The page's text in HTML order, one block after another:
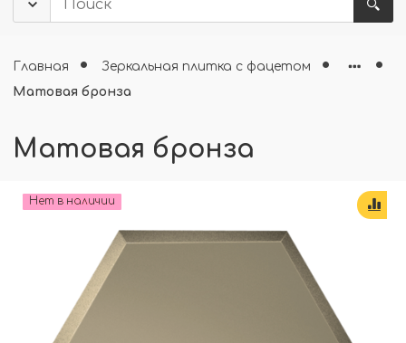
Главная
Зеркальная плитка с фацетом
Матовая бронза
Матовая бронза
Нет в наличии